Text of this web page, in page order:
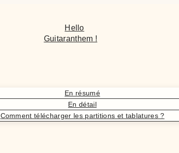
Hello
Guitaranthem !
En résumé
En détail
Comment télécharger les partitions et tablatures ?